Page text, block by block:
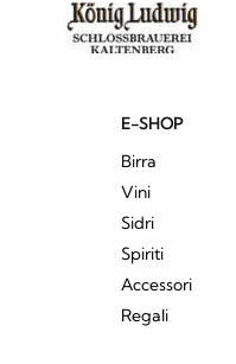
E-SHOP
Birra
Vini
Sidri
Spiriti
Accessori
Regali